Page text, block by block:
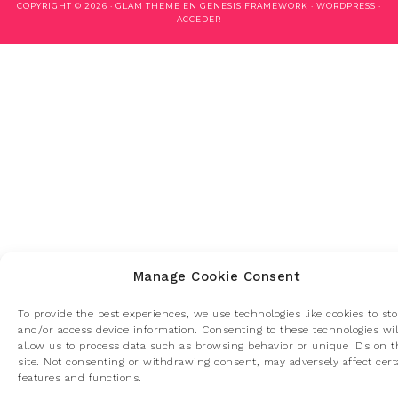
Manage Cookie Consent
To provide the best experiences, we use technologies like cookies to
and/or access device information. Consenting to these technologies
allow us to process data such as browsing behavior or unique IDs on
site. Not consenting or withdrawing consent, may adversely affect
features and functions.
COPYRIGHT © 2026 · GLAM THEME EN GENESIS FRAMEWORK · WORDPRESS ·
ACCEDER